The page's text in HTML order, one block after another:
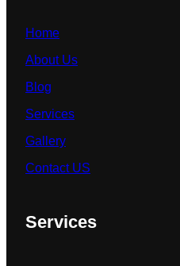
Home
About Us
Blog
Services
Gallery
Contact US
Services